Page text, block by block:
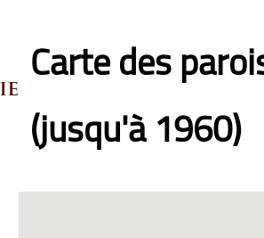
Carte des
(jusqu'à 1960)